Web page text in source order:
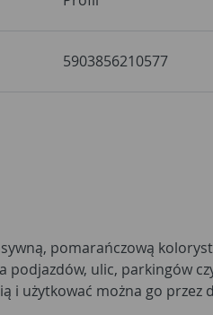
5903856210577
pomarańczową
podjazdów, ulic, parkingów
i użytkować można go przez